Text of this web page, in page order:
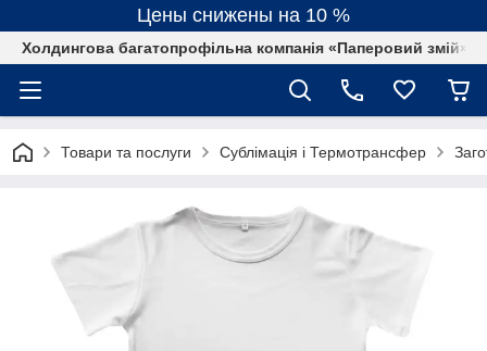
Цены снижены на 10 %
Холдингова багатопрофільна компанія «Паперовий змій»
Товари та послуги Сублімація і Термотрансфер